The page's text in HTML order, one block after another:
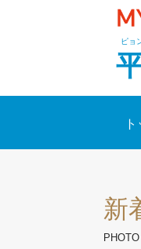
ピョ
新
PHOTO